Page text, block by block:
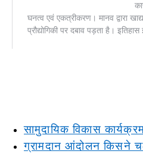
सामुदायिक विकास
ग्रामदान आंदोलन किसने